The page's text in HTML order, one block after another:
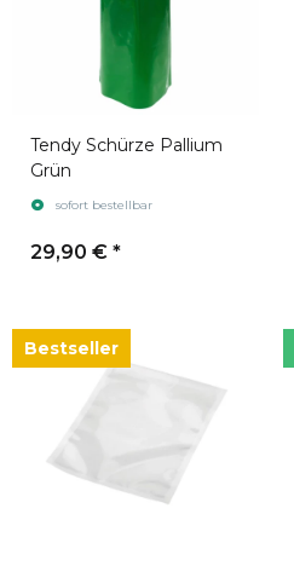
Tendy Schürze Pallium
Grün
sofort bestellbar
29,90 € *
Bestseller